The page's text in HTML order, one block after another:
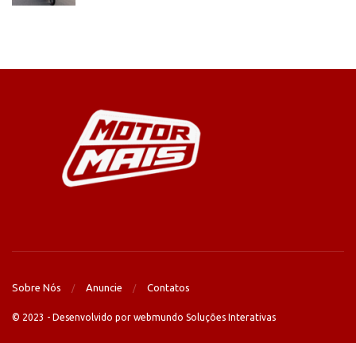
Sobre Nós Anuncie Contatos
© 2023 - Desenvolvido por webmundo Soluções Interativas